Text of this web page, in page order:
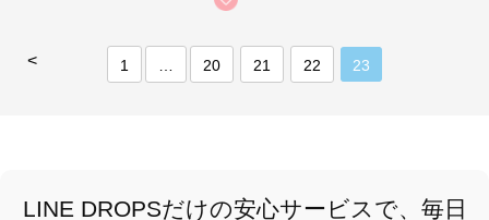
< 1 20 21 22 23
LINE DROPSだけの安心サービスで、毎日